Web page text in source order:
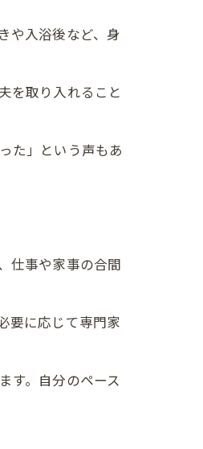
や入浴後など、身
を取り入れること
た」という声もあ
仕事や家事の合間
要に応じて専門家
す。自分のペース